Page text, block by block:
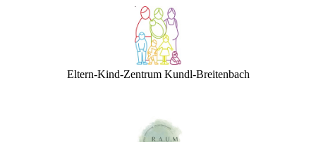
Eltern-Kind-Zentrum Kundl-Breitenbach